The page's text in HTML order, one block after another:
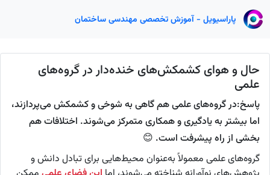
پاراسیویل - آموزش تخصصی مهندسی ساختمان
حال و هوای کشمکش‌های خنده‌دار در گروه‌های
علمی
پاسخ:در گروه‌های علمی هم گاهی به شوخی و کشمکش می‌پردازند،
اما بیشتر به یادگیری و همکاری متمرکز می‌شوند. اختلافات هم
بخشی از راه پیشرفت است. 😊
گروه‌های علمی معمولاً به‌عنوان محیط‌هایی برای تبادل دانش و